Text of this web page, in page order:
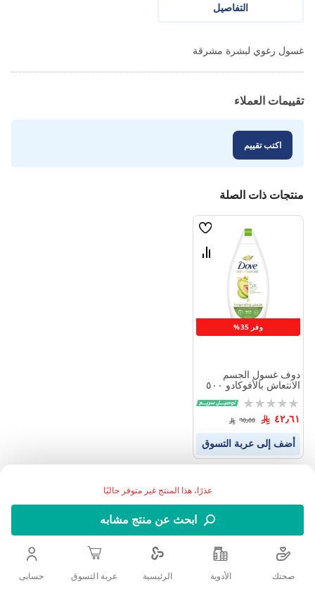
عذرًا، هذا المنتج غير متوفر حاليًا
ابحث عن منتج مشابه
التفاصيل
غسول رغوي لبشرة مشرقة
تقييمات العملاء
اكتب تقييم
منتجات ذات الصلة
وفر 35%
قائمة
قارن
دوف غسول الجسم
الانتعاش بالأفوكادو ٥٠٠
Rating:
0%
٤٢٫٦١ ٦٥٫٥٥
أضف إلى عربة التسوق
صحتك الأدوية الرئيسية عربة التسوق حسابى